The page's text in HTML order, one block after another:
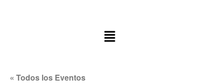
« Todos los Eventos